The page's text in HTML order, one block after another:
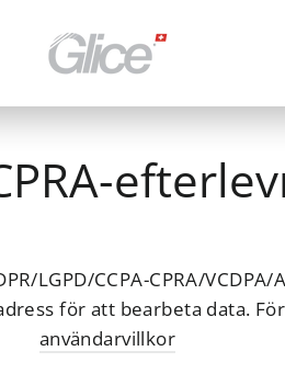
LGPD/CCPA-CPRA/
för att bearbeta data.
användarvillkor